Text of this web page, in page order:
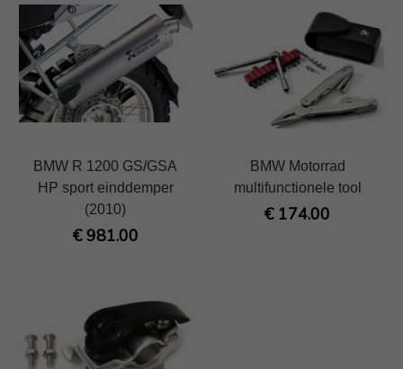
BMW R 1200 GS/GSA
HP sport einddemper
(2010)
€ 981.00
BMW Motorrad
multifunctionele tool
€ 174.00